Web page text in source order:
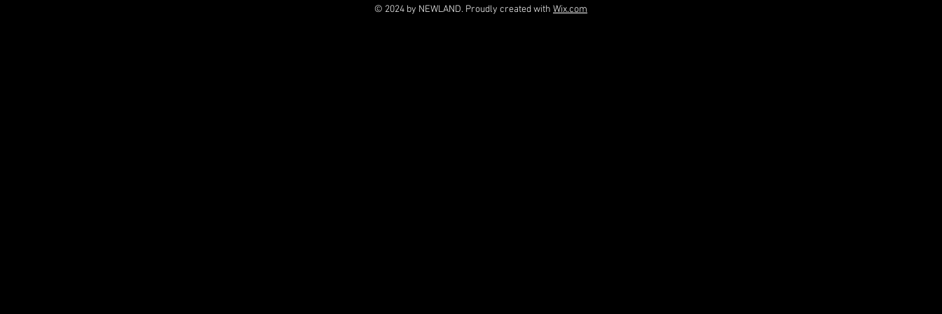
© 2024 by NEWLAND. Proudly created with Wix.com